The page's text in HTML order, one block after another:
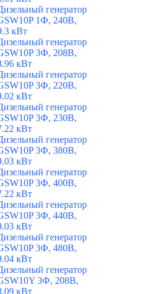
генератор
1Ф, 240В,
кВт
генератор
3Ф, 208В,
кВт
генератор
3Ф, 220В,
кВт
генератор
3Ф, 230В,
кВт
генератор
3Ф, 380В,
кВт
генератор
3Ф, 400В,
кВт
генератор
3Ф, 440В,
кВт
генератор
3Ф, 480В,
кВт
генератор
3Ф, 208В,
кВт